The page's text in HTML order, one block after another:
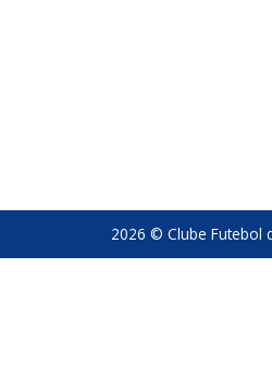
2026 © Clube Futebol